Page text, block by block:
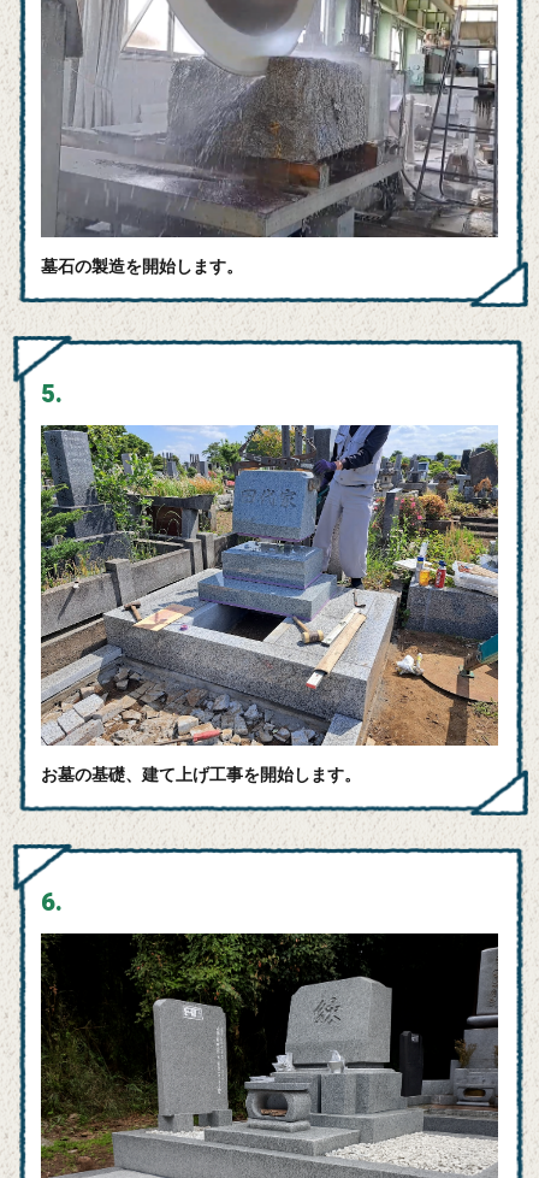
墓石の製造を開始します。
5.
お墓の基礎、建て上げ工事を開始します。
6.